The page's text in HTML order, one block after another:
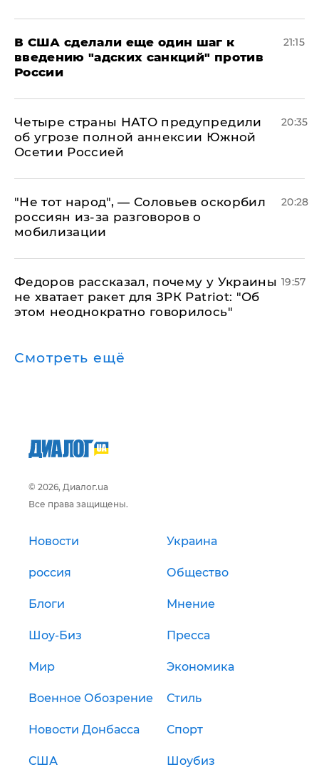
В США сделали еще один шаг к
введению "адских санкций" против
России
21:15
Четыре страны НАТО предупредили
об угрозе полной аннексии Южной
Осетии Россией
20:35
​"Не тот народ", — Соловьев оскорбил
россиян из-за разговоров о
мобилизации
20:28
Федоров рассказал, почему у Украины
не хватает ракет для ЗРК Patriot: "Об
этом неоднократно говорилось"
19:57
Смотреть ещё
© 2026, Диалог.ua
Все права защищены.
Новости Украина
россия Общество
Блоги Мнение
Шоу-Биз Пресса
Мир Экономика
Военное Обозрение Стиль
Новости Донбасса Спорт
США Шоубиз